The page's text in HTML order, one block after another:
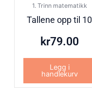
1. Trinn matematikk
Tallene opp til 10
kr79.00
Legg i
handlekurv